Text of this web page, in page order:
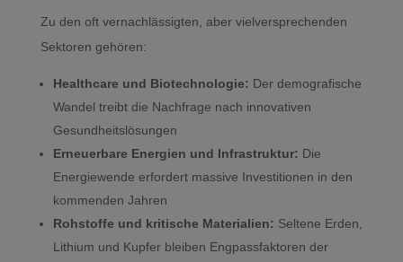
Zu den oft vernachlässigten, aber vielversprechenden
Sektoren gehören:
Healthcare und Biotechnologie: Der demografische
Wandel treibt die Nachfrage nach innovativen
Gesundheitslösungen
Erneuerbare Energien und Infrastruktur: Die
Energiewende erfordert massive Investitionen in den
kommenden Jahren
Rohstoffe und kritische Materialien: Seltene Erden,
Lithium und Kupfer bleiben Engpassfaktoren der